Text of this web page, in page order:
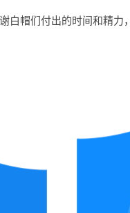
白帽们付出的时间和精力